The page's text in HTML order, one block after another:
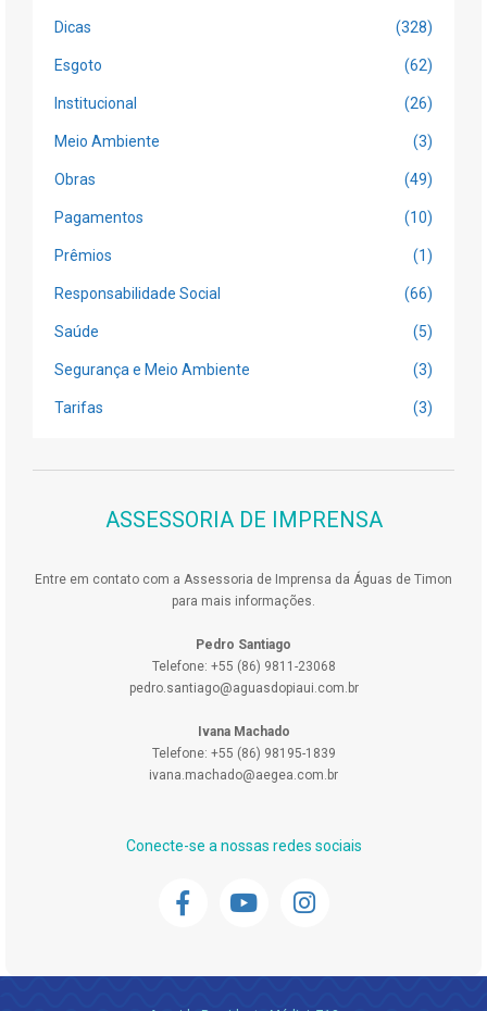
Dicas (328)
Esgoto (62)
Institucional (26)
Meio Ambiente (3)
Obras (49)
Pagamentos (10)
Prêmios (1)
Responsabilidade Social (66)
Saúde (5)
Segurança e Meio Ambiente (3)
Tarifas (3)
ASSESSORIA DE IMPRENSA
Entre em contato com a Assessoria de Imprensa da Águas de Timon
para mais informações.
Pedro Santiago
Telefone: +55 (86) 9811-23068
pedro.santiago@aguasdopiaui.com.br
Ivana Machado
Telefone: +55 (86) 98195-1839
ivana.machado@aegea.com.br
Conecte-se a nossas redes sociais